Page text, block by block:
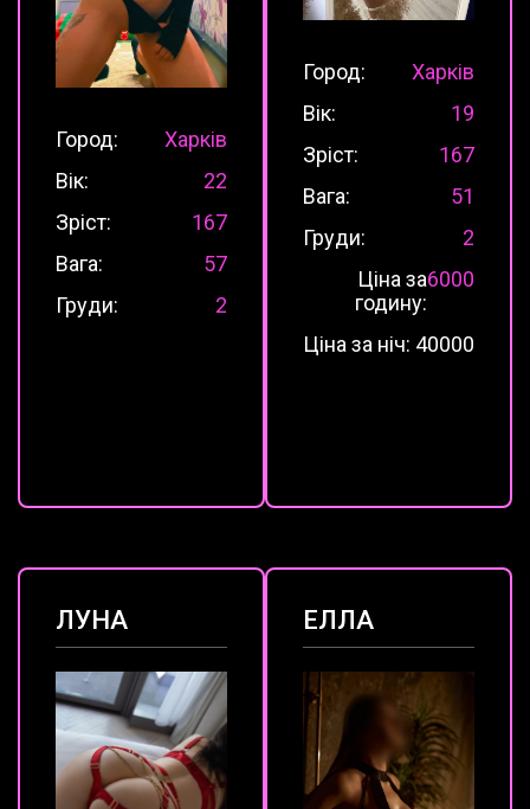
Город:
Харків
Вік:
22
Зріст:
167
Вага:
57
Груди:
2
Город:
Харків
Вік:
19
Зріст:
167
Вага:
51
Груди:
2
Ціна за
годину:
6000
Ціна за ніч: 40000
ЛУНА ЕЛЛА